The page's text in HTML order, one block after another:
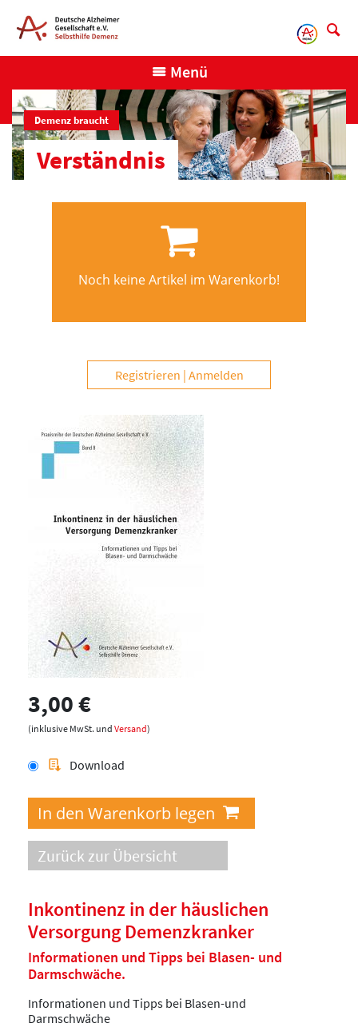
Menü
Demenz braucht
Verständnis
Noch keine Artikel im Warenkorb!
Registrieren Anmelden
3,00 €
(inklusive MwSt. und Versand)
Download
Zurück zur Übersicht
Inkontinenz in der häuslichen
Versorgung Demenzkranker
Informationen und Tipps bei Blasen- und
Darmschwäche.
Informationen und Tipps bei Blasen-und
Darmschwäche